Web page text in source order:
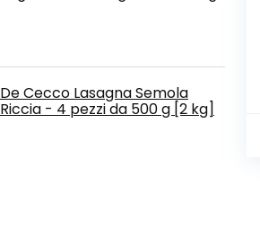
De Cecco Lasagna Semola
Riccia - 4 pezzi da 500 g [2 kg]